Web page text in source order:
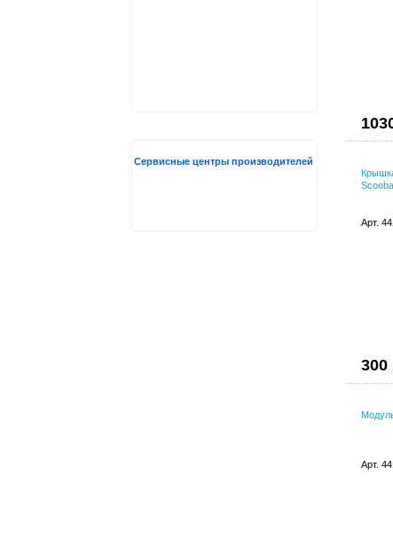
Арт.
300
Арт.
Сервисные центры производителей